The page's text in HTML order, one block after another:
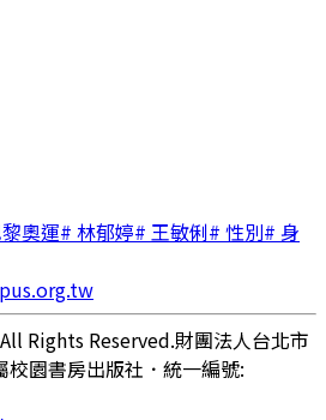
奧運# 林郁婷# 王敏俐# 性別# 身
Rights Reserved.財團法人台北市
校園書房出版社 ． 統一編號: